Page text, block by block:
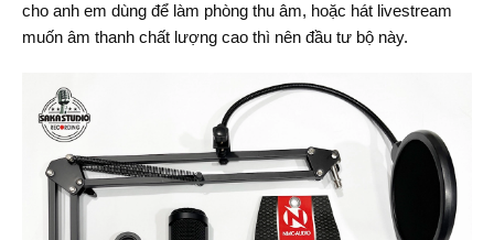
cho anh em dùng để làm phòng thu âm, hoặc hát livestream
muốn âm thanh chất lượng cao thì nên đầu tư bộ này.